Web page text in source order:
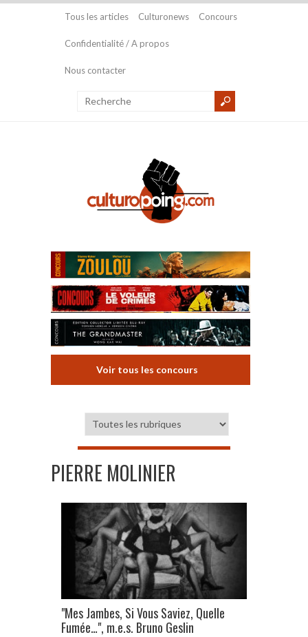
Tous les articles Culturonews Concours
Confidentialité / A propos
Nous contacter
Voir tous les concours
PIERRE MOLINIER
"Mes Jambes, Si Vous Saviez, Quelle
Fumée…", m.e.s. Bruno Geslin